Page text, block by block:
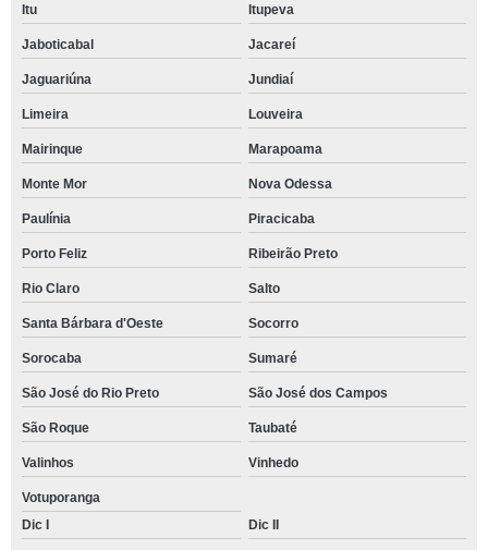
Itu Itupeva
Jaboticabal Jacareí
Jaguariúna Jundiaí
Limeira Louveira
Mairinque Marapoama
Monte Mor Nova Odessa
Paulínia Piracicaba
Porto Feliz Ribeirão Preto
Rio Claro Salto
Santa Bárbara d'Oeste Socorro
Sorocaba Sumaré
São José do Rio Preto São José dos Campos
São Roque Taubaté
Valinhos Vinhedo
Votuporanga
Dic I
Dic II